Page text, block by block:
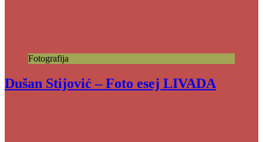
Fotografija
Dušan Stijović – Foto esej LIVADA